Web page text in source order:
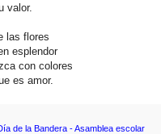
valor.
las flores
esplendor
con colores
es amor.
de la Bandera - Asamblea escolar